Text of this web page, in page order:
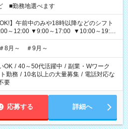
■勤務地選べます
】午前中のみや18時以降などのシフト
～12:00 ▼9:00～17:00 ▼10:00～19:00
8月～ ＃9月～
OK / 40～50代活躍中 / 副業・Wワーク
勤務 / 10名以上の大量募集 / 電話対応な
要
応募する 詳細へ